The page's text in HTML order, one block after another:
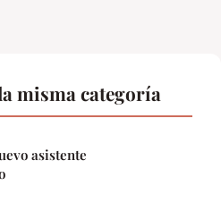
misma categoría
asistente